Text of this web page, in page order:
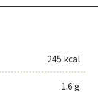
245 kcal
1.6 g